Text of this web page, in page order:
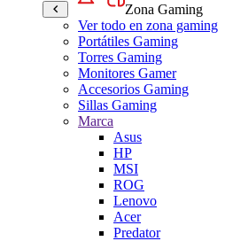
Zona Gaming
Ver todo en zona gaming
Portátiles Gaming
Torres Gaming
Monitores Gamer
Accesorios Gaming
Sillas Gaming
Marca
Asus
HP
MSI
ROG
Lenovo
Acer
Predator